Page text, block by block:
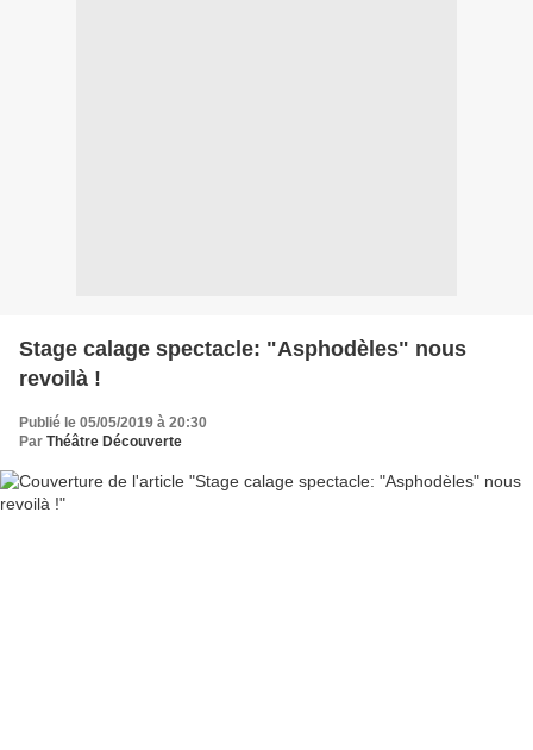
Stage calage spectacle: "Asphodèles" nous
revoilà !
Publié le 05/05/2019 à 20:30
Par Théâtre Découverte